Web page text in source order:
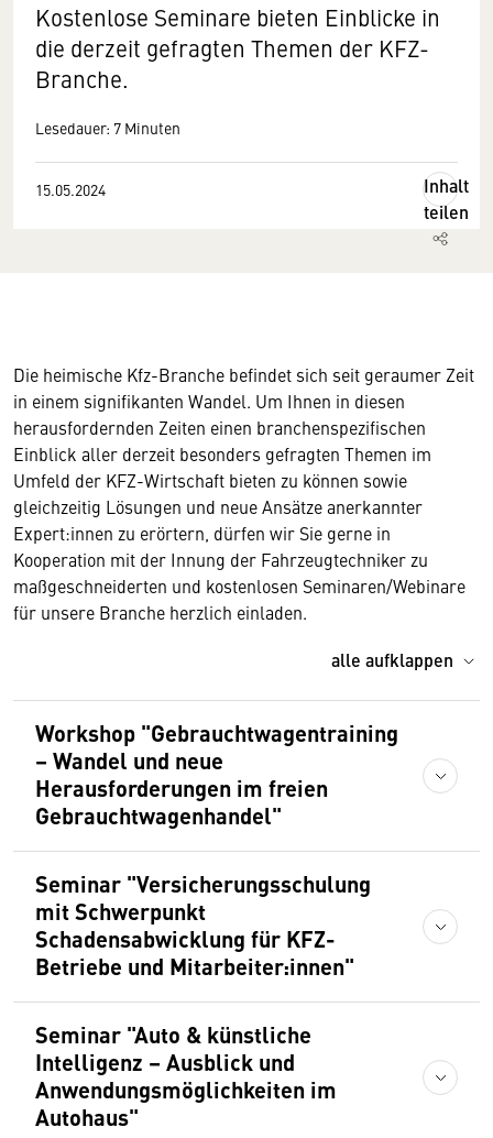
Kostenlose Seminare bieten Einblicke in
die derzeit gefragten Themen der KFZ-
Branche.
Lesedauer: 7 Minuten
15.05.2024
Inhalt
teilen
Die heimische Kfz-Branche befindet sich seit geraumer Zeit
in einem signifikanten Wandel. Um Ihnen in diesen
herausfordernden Zeiten einen branchenspezifischen
Einblick aller derzeit besonders gefragten Themen im
Umfeld der KFZ-Wirtschaft bieten zu können sowie
gleichzeitig Lösungen und neue Ansätze anerkannter
Expert:innen zu erörtern, dürfen wir Sie gerne in
Kooperation mit der Innung der Fahrzeugtechniker zu
maßgeschneiderten und kostenlosen Seminaren/Webinare
für unsere Branche herzlich einladen.
alle aufklappen
Workshop "Gebrauchtwagentraining
– Wandel und neue
Herausforderungen im freien
Gebrauchtwagenhandel"
Seminar "Versicherungsschulung
mit Schwerpunkt
Schadensabwicklung für KFZ-
Betriebe und Mitarbeiter:innen"
Seminar "Auto & künstliche
Intelligenz – Ausblick und
Anwendungsmöglichkeiten im
Autohaus"